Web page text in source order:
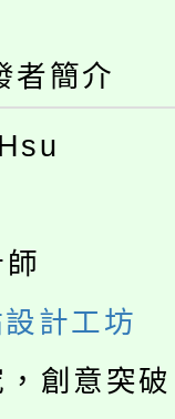
分析基
導中心
、社會
加。
辦理
音徵選
動海報
度學生
觀特色
畫」
部表揚
獎」
年度第
選結果(
知識
者簡介
計工坊
，創意突